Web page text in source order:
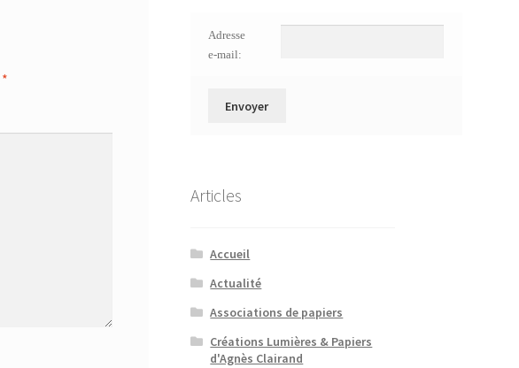
*
Adresse
e-mail:
Articles
Accueil
Actualité
Associations de papiers
Créations Lumières & Papiers
d'Agnès Clairand